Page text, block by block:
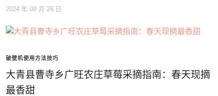
2024 年 09 月 26 日
破壁机使用方法技巧
大青县曹寺乡广旺农庄草莓采摘指南：春天现摘
最香甜